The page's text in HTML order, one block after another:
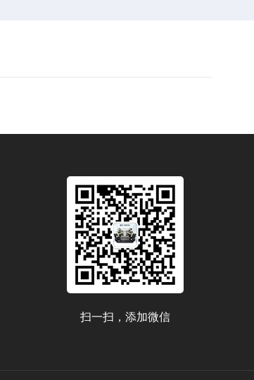
扫一扫，添加微信